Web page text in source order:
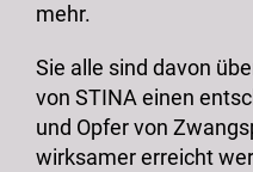
mehr.
Sie alle sind davon
von STINA einen
und Opfer von
wirksamer erreicht